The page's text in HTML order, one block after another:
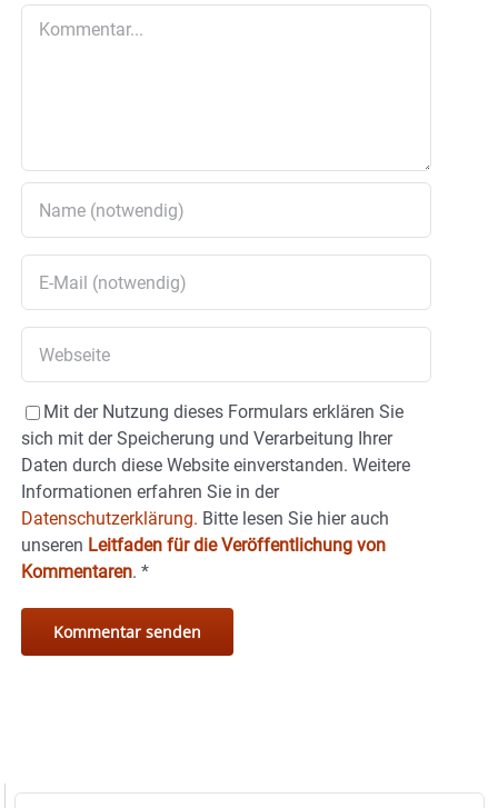
Mit der Nutzung dieses Formulars erklären Sie
sich mit der Speicherung und Verarbeitung Ihrer
Daten durch diese Website einverstanden. Weitere
Informationen erfahren Sie in der
Datenschutzerklärung. Bitte lesen Sie hier auch
unseren Leitfaden für die Veröffentlichung von
Kommentaren. *